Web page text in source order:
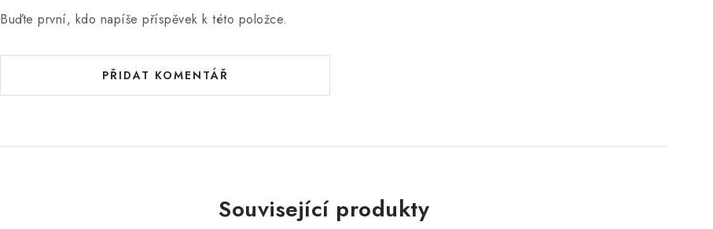
Buďte první, kdo napíše příspěvek k této položce.
PŘIDAT KOMENTÁŘ
Související produkty